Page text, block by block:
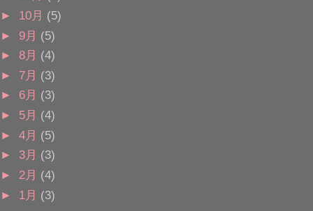
► 10月 (5)
► 9月 (5)
► 8月 (4)
► 7月 (3)
► 6月 (3)
► 5月 (4)
► 4月 (5)
► 3月 (3)
► 2月 (4)
► 1月 (3)